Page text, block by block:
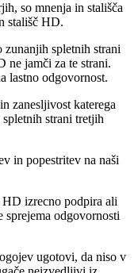
so mnenja in stališča
stališč HD.
zunanjih spletnih strani
ne jamči za te strani.
lastno odgovornost.
zanesljivost katerega
strani tretjih
in popestritev na naši
izrecno podpira ali
sprejema odgovornosti
ugotovi, da niso v